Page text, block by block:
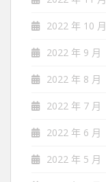
2022 年 10 月
2022 年 9 月
2022 年 8 月
2022 年 7 月
2022 年 6 月
2022 年 5 月